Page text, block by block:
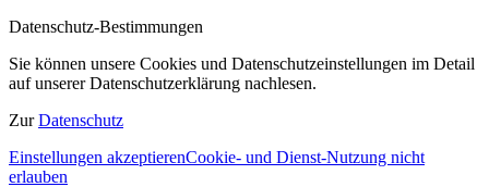
Datenschutz-Bestimmungen
Sie können unsere Cookies und Datenschutzeinstellungen im Detail
auf unserer Datenschutzerklärung nachlesen.
ZurDatenschutz
Einstellungen akzeptierenCookie- und Dienst-Nutzung nicht
erlauben